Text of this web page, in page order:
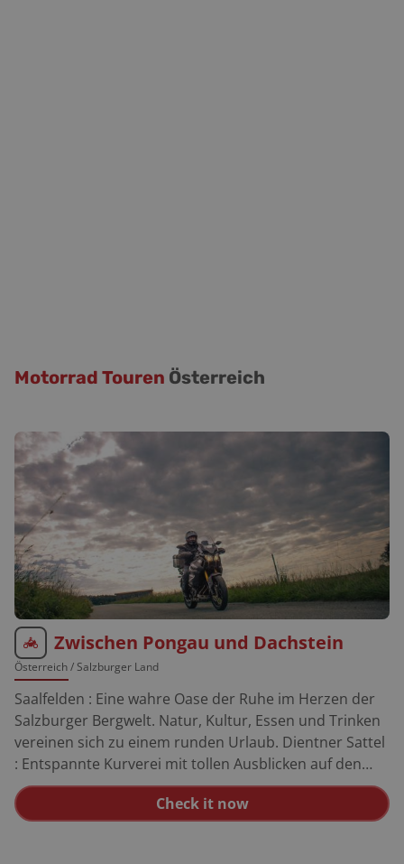
Motorrad Touren Österreich
Zwischen Pongau und Dachstein
Österreich/ Salzburger Land
Saalfelden : Eine wahre Oase der Ruhe im Herzen der
Salzburger Bergwelt. Natur, Kultur, Essen und Trinken
vereinen sich zu einem runden Urlaub. Dientner Sattel
: Entspannte Kurverei mit tollen Ausblicken auf den
Hochkönig (1.357 m). Filzensattel: 1.291 m, gut
ausgebaute Strecke, breite, mitunter etwas holperige
Check it now